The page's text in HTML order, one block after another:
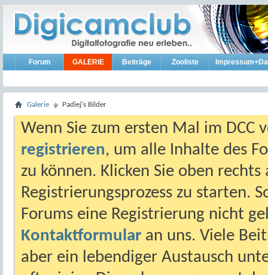
Forum GALERIE Beiträge Zooliste
Galerie Padiej's Bilder
Wenn Sie zum ersten Mal im DCC
registrieren, um alle Inhalte des
zu können. Klicken Sie oben
Registrierungsprozess zu starten.
Forums eine Registrierung nicht
Kontaktformular an uns. Viele
aber ein lebendiger Austausch